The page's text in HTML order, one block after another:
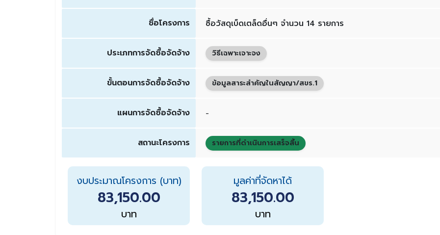
ชื่อโครงการ ซื้อวัสดุเบ็ดเตล็ดอื่นๆ จำนวน 14 รายการ
ประเภทการจัดซื้อจัดจ้าง วิธีเฉพาะเจาะจง
ขั้นตอนการจัดซื้อจัดจ้าง ข้อมูลสาระสำคัญในสัญญา/สขร.1
แผนการจัดซื้อจัดจ้าง -
สถานะโครงการ รายการที่ดำเนินการเสร็จสิ้น
งบประมาณโครงการ (บาท)
83,150.00
บาท
มูลค่าที่จัดหาได้
83,150.00
บาท